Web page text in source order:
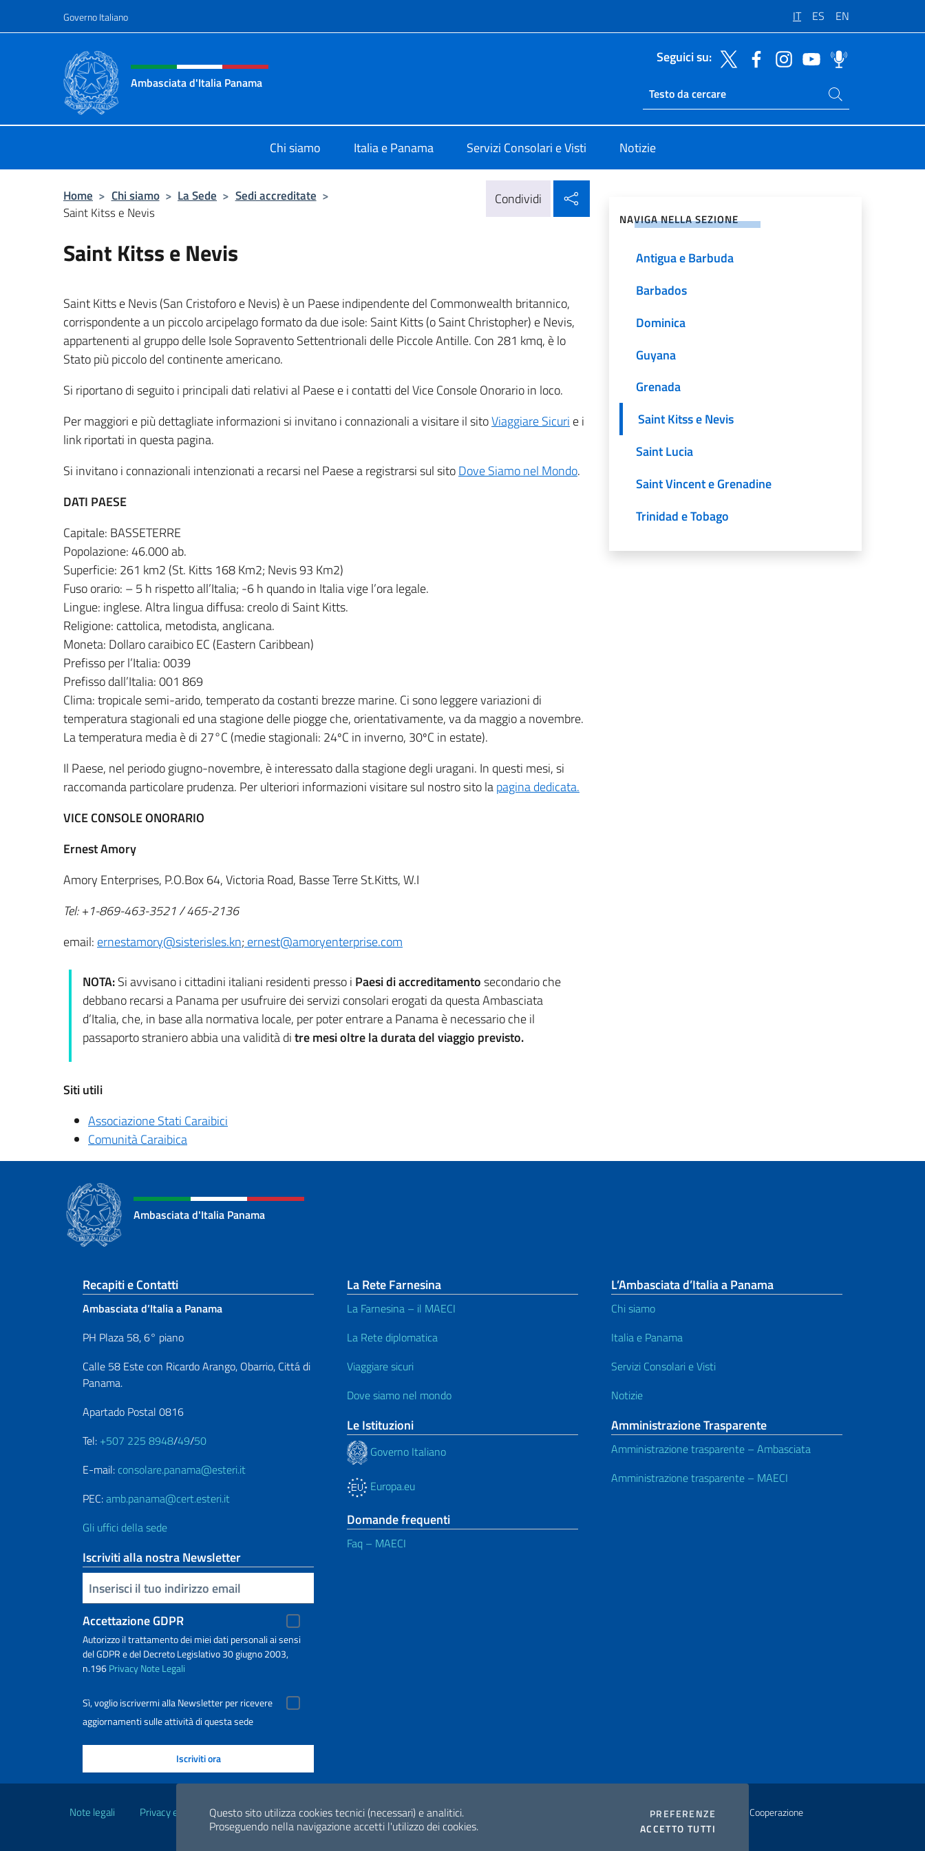
Questo sito utilizza cookies tecnici (necessari) e analitici.
Proseguendo nella navigazione accetti l'utilizzo dei cookies.
PREFERENZE COOKIES
ACCETTO TUTTI
Governo Italiano IT ES EN
Intestazione sito, social e menù
Ambasciata d'Italia Panama
Seguici su:
Ricerca sito live
Cerca nel sito
Chi siamo Italia e Panama Servizi Consolari e Visti Notizie
Home > Chi siamo > La Sede > Sedi accreditate >
Saint Kitss e Nevis
Condividi
Saint Kitss e Nevis
Saint Kitts e Nevis (San Cristoforo e Nevis) è un Paese indipendente del Commonwealth britannico,
corrispondente a un piccolo arcipelago formato da due isole: Saint Kitts (o Saint Christopher) e Nevis,
appartenenti al gruppo delle Isole Sopravento Settentrionali delle Piccole Antille. Con 281 kmq, è lo
Stato più piccolo del continente americano.
Si riportano di seguito i principali dati relativi al Paese e i contatti del Vice Console Onorario in loco.
Per maggiori e più dettagliate informazioni si invitano i connazionali a visitare il sitoViaggiare Sicuri e i
link riportati in questa pagina.
Si invitano i connazionali intenzionati a recarsi nel Paese a registrarsi sul sitoDove Siamo nel Mondo.
DATI PAESE
Capitale: BASSETERRE
Popolazione: 46.000 ab.
Superficie: 261 km2 (St. Kitts 168 Km2; Nevis 93 Km2)
Fuso orario: – 5 h rispetto all’Italia; -6 h quando in Italia vige l’ora legale.
Lingue: inglese. Altra lingua diffusa: creolo di Saint Kitts.
Religione: cattolica, metodista, anglicana.
Moneta: Dollaro caraibico EC (Eastern Caribbean)
Prefisso per l’Italia: 0039
Prefisso dall’Italia: 001 869
Clima: tropicale semi-arido, temperato da costanti brezze marine. Ci sono leggere variazioni di
temperatura stagionali ed una stagione delle piogge che, orientativamente, va da maggio a novembre.
La temperatura media è di 27°C (medie stagionali: 24ºC in inverno, 30ºC in estate).
Il Paese, nel periodo giugno-novembre, è interessato dalla stagione degli uragani. In questi mesi, si
raccomanda particolare prudenza. Per ulteriori informazioni visitare sul nostro sito lapagina dedicata.
VICE CONSOLE ONORARIO
Ernest Amory
Amory Enterprises, P.O.Box 64, Victoria Road, Basse Terre St.Kitts, W.I
Tel: +1-869-463-3521 / 465-2136
email: ernestamory@sisterisles.kn; ernest@amoryenterprise.com
NOTA:Si avvisano i cittadini italiani residenti presso i Paesi di accreditamentosecondario che
debbano recarsi a Panama per usufruire dei servizi consolari erogati da questa Ambasciata
d’Italia, che, in base alla normativa locale, per poter entrare a Panama è necessario che il
passaporto straniero abbia una validità ditre mesi oltre la durata del viaggio previsto.
Siti utili
Associazione Stati Caraibici
Comunità Caraibica
NAVIGA NELLA SEZIONE
Antigua e Barbuda
Barbados
Dominica
Guyana
Grenada
Saint Kitss e Nevis
Saint Lucia
Saint Vincent e Grenadine
Trinidad e Tobago
Ambasciata d'Italia Panama
Sezione footer
Recapiti e Contatti
Ambasciata d’Italia a Panama
PH Plaza 58, 6° piano
Calle 58 Este con Ricardo Arango, Obarrio, Cittá di
Panama.
Apartado Postal 0816
Tel: +507 225 8948/49/50
E-mail: consolare.panama@esteri.it
PEC:amb.panama@cert.esteri.it
Gli uffici della sede
Iscriviti alla nostra Newsletter
Inserisci la tua email
Accettazione GDPR
Autorizzo il trattamento dei miei dati personali ai sensi
del GDPR e del Decreto Legislativo 30 giugno 2003,
n.196PrivacyNote Legali
Sì, voglio iscrivermi alla Newsletter per ricevere
aggiornamenti sulle attività di questa sede
La Rete Farnesina
La Farnesina – il MAECI
La Rete diplomatica
Viaggiare sicuri
Dove siamo nel mondo
Le Istituzioni
Governo Italiano
Europa.eu
Domande frequenti
Faq – MAECI
L’Ambasciata d’Italia a Panama
Chi siamo
Italia e Panama
Servizi Consolari e Visti
Notizie
Amministrazione Trasparente
Amministrazione trasparente – Ambasciata
Amministrazione trasparente – MAECI
Note legali Privacy e cookie policy Dichiarazione di accessibilità
2026 Copyright Ministero degli Affari Esteri e della Cooperazione